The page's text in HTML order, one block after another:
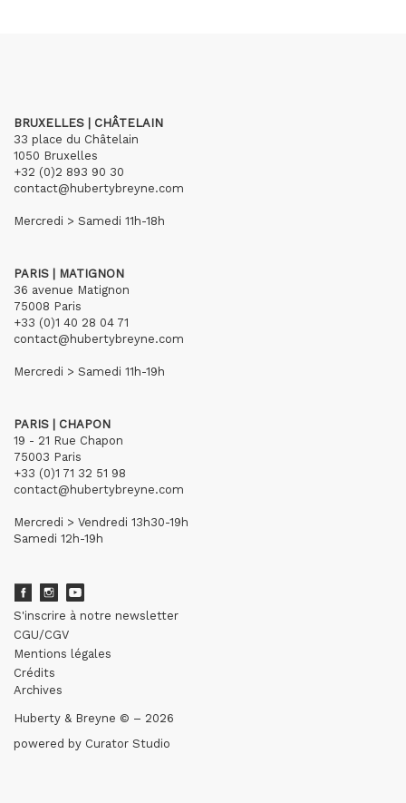
BRUXELLES | CHÂTELAIN
33 place du Châtelain
1050 Bruxelles
+32 (0)2 893 90 30
contact@hubertybreyne.com
Mercredi > Samedi 11h-18h
PARIS | MATIGNON
36 avenue Matignon
75008 Paris
+33 (0)1 40 28 04 71
contact@hubertybreyne.com
Mercredi > Samedi 11h-19h
PARIS | CHAPON
19 - 21 Rue Chapon
75003 Paris
+33 (0)1 71 32 51 98
contact@hubertybreyne.com
Mercredi > Vendredi 13h30-19h
Samedi 12h-19h
S'inscrire à notre newsletter
CGU/CGV
Mentions légales
Crédits
Archives
Huberty & Breyne © – 2026
powered by Curator Studio